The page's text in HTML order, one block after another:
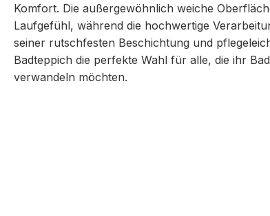
Komfort. Die außergewöhnlich weiche
Laufgefühl, während die hochwertige
seiner rutschfesten Beschichtung und
Badteppich die perfekte Wahl für alle, die ihr
verwandeln möchten.